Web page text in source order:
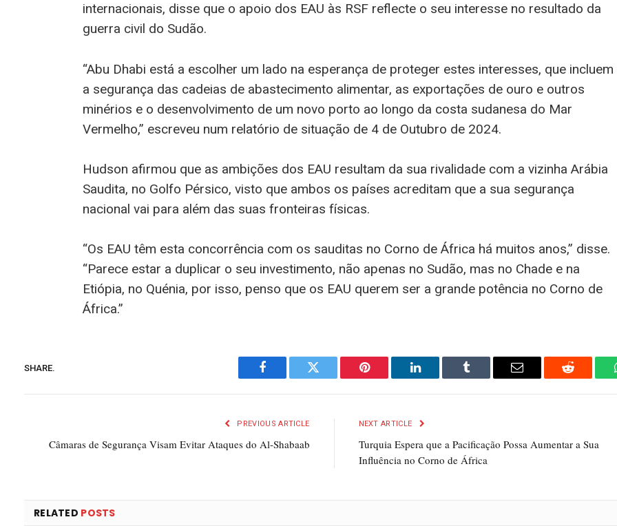
internacionais, disse que o apoio dos EAU às RSF reflecte o seu interesse no resultado da
guerra civil do Sudão.
“Abu Dhabi está a escolher um lado na esperança de proteger estes interesses, que incluem
a segurança das cadeias de abastecimento alimentar, as exportações de ouro e outros
minérios e o desenvolvimento de um novo porto ao longo da costa sudanesa do Mar
Vermelho,” escreveu num relatório de situação de 4 de Outubro de 2024.
Hudson afirmou que as ambições dos EAU resultam da sua rivalidade com a vizinha Arábia
Saudita, no Golfo Pérsico, visto que ambos os países acreditam que a sua segurança
nacional vai para além das suas fronteiras físicas.
“Os EAU têm esta concorrência com os sauditas no Corno de África há muitos anos,” disse.
“Parece estar a duplicar o seu investimento, não apenas no Sudão, mas no Chade e na
Etiópia, no Quénia, por isso, penso que os EAU querem ser a grande potência no Corno de
África.”
SHARE.
Facebook Twitter Pinterest LinkedIn Tumblr Email Reddit
PREVIOUS ARTICLE
Câmaras de Segurança Visam Evitar Ataques do Al-Shabaab
NEXT ARTICLE
Turquia Espera que a Pacificação Possa Aumentar a Sua
Influência no Corno de África
RELATED POSTS